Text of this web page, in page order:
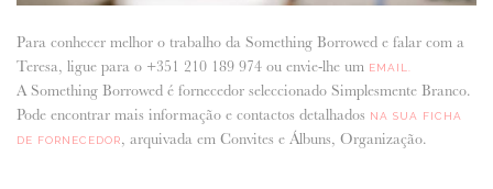
Para conhecer melhor o trabalho da Something Borrowed e falar com a
Teresa, ligue para o +351 210 189 974 ou envie-lhe um EMAIL.
A Something Borrowed é fornecedor seleccionado Simplesmente Branco.
Pode encontrar mais informação e contactos detalhados NA SUA FICHA
DE FORNECEDOR, arquivada em Convites e Álbuns, Organização.